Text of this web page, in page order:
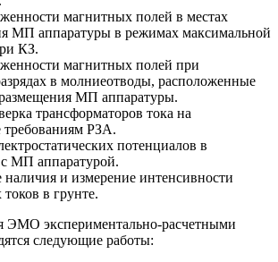
магнитных полей в местах
МП аппаратуры в режимах максимальной
КЗ.
магнитных полей при
в молниеотводы, расположенные
МП аппаратуры.
трансформаторов тока на
требованиям РЗА.
потенциалов в
МП аппаратурой.
и измерение интенсивности
в грунте.
ЭМО экспериментально-расчетными
следующие работы: